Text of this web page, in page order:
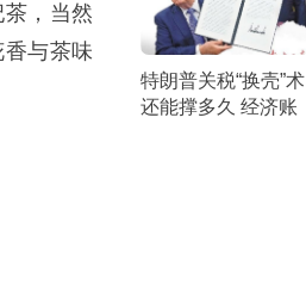
，当然
与茶味
特朗普关税“换壳”术
还能撑多久 经济账